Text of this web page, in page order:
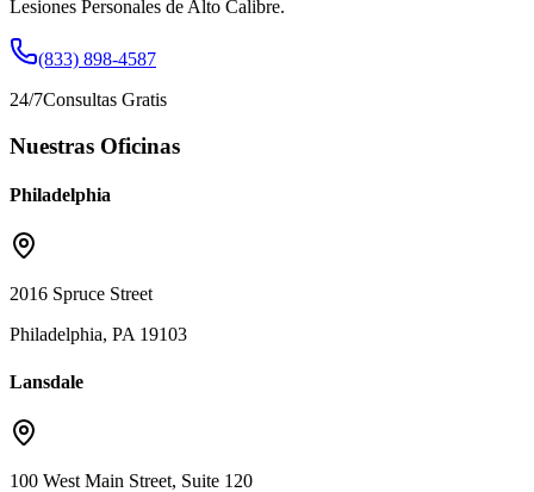
Lesiones Personales de Alto Calibre.
(833) 898-4587
24/7Consultas Gratis
Nuestras Oficinas
Philadelphia
2016 Spruce Street
Philadelphia, PA 19103
Lansdale
100 West Main Street, Suite 120